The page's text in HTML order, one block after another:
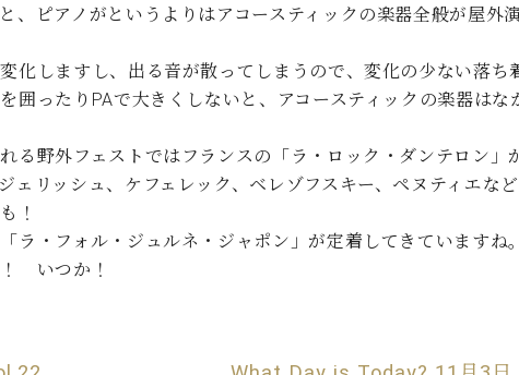
ル
ュタイン デジタル)
音楽教室
トカスタマーサービス(調律)
（音楽の小道）
、ピアノがというよりはアコースティックの楽器全般が屋外
化しますし、出る音が散ってしまうので、変化の少ない落ち
囲ったりPAで大きくしないと、アコースティックの楽器はな
る野外フェストではフランスの「ラ・ロック・ダンテロン」
ェリッシュ、ケフェレック、ベレゾフスキー、ペヌティエな
！
ラ・フォル・ジュルネ・ジャポン」が定着してきていますね
いつか！